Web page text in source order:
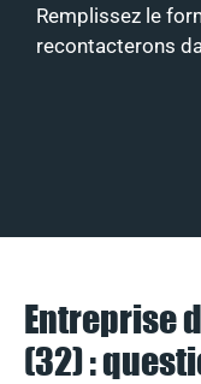
Remplissez le
recontacterons
Entreprise
(32) :